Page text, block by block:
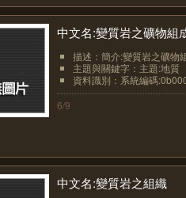
中文名:變質岩之礦物組
描述：簡介:變質岩之礦物
主題與關鍵字：主題:地質
資料識別：系統編碼
6/9
中文名:變質岩之組織